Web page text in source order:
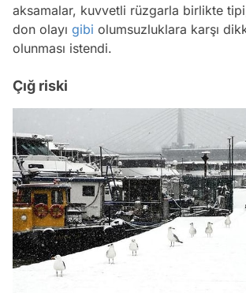
aksamalar, kuvvetli rüzgarla birlikte
don olayı gibi olumsuzluklara karşı
olunması istendi.
Çığ riski